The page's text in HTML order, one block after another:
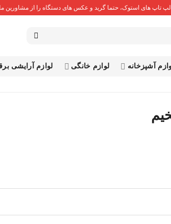
تاپ های استوک، حتما گرید و عکس های دستگاه را از مشاورین ما
آشپزخانه لوازم خانگی لوازم آرایشی